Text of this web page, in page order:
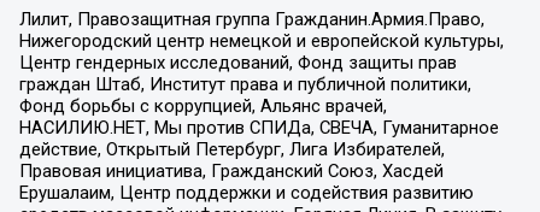
Лилит, Правозащитная группа Гражданин.Армия.Право,
Нижегородский центр немецкой и европейской культуры,
Центр гендерных исследований, Фонд защиты прав
граждан Штаб, Институт права и публичной политики,
Фонд борьбы с коррупцией, Альянс врачей,
НАСИЛИЮ.НЕТ, Мы против СПИДа, СВЕЧА, Гуманитарное
действие, Открытый Петербург, Лига Избирателей,
Правовая инициатива, Гражданский Союз, Хасдей
Ерушалаим, Центр поддержки и содействия развитию